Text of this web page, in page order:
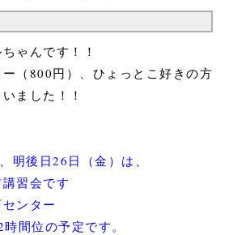
ゃんです！！
（800円）、ひょっとこ好きの方
ました！！
明後日26日（金）は、
習会です
ンター
間位の予定です。